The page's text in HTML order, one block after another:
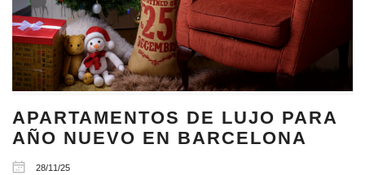
APARTAMENTOS DE LUJO PARA
AÑO NUEVO EN BARCELONA
28/11/25